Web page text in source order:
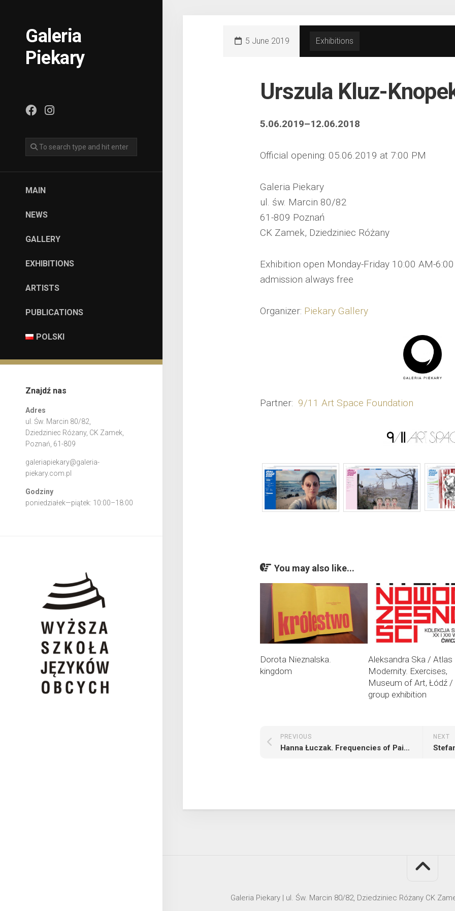
Galeria
Piekary
MAIN
NEWS
GALLERY
EXHIBITIONS
ARTISTS
PUBLICATIONS
POLSKI
Znajdź nas
Adres
ul. Św. Marcin 80/82,
Dziedziniec Różany, CK Zamek,
Poznań, 61-809
galeriapiekary@galeria-
piekary.com.pl
Godziny
poniedziałek—piątek: 10:00–18:00
5 June 2019 Exhibitions
Urszula Kluz-
5.06.2019–12.06.2018
Official opening: 05.06.2019 at 7:00 PM
Galeria Piekary
ul. św. Marcin 80/82
61-809 Poznań
CK Zamek, Dziedziniec Różany
Exhibition open Monday-Friday 10:00 AM-
admission always free
Organizer: Piekary Gallery
Partner: 9/11 Art Space Foundation
You may also like...
Dorota Nieznalska.
kingdom
Aleksandra Ska /
Modernity. Exercises,
Museum of Art, Łódź /
group exhibition
NEXT
PREVIOUS
Hanna Łuczak. Frequencies of Paintings: Works from the Series “Time, History, Space”
Galeria Piekary | ul. Św. Marcin 80/82, Dziedziniec Różany CK